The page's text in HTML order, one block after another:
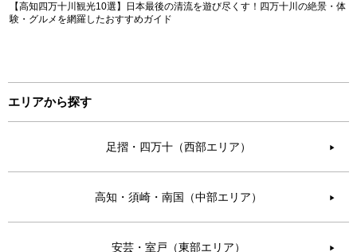
【高知四万十川観光10選】日本最後の清流を遊び尽くす！四万十川の絶景・体
験・グルメを網羅したおすすめガイド
エリアから探す
足摺・四万十（西部エリア） ▶︎
高知・須崎・南国（中部エリア） ▶︎
安芸・室戸（東部エリア） ▶︎